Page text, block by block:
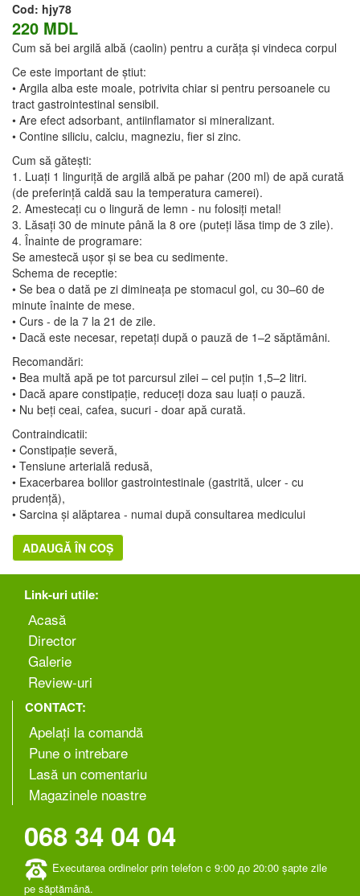
Cod: hjy78
220 MDL
Cum să bei argilă albă (caolin) pentru a curăța și vindeca corpul
Ce este important de știut:
• Argila alba este moale, potrivita chiar si pentru persoanele cu
tract gastrointestinal sensibil.
• Are efect adsorbant, antiinflamator si mineralizant.
• Contine siliciu, calciu, magneziu, fier si zinc.
Cum să gătești:
1. Luați 1 linguriță de argilă albă pe pahar (200 ml) de apă curată
(de preferință caldă sau la temperatura camerei).
2. Amestecați cu o lingură de lemn - nu folosiți metal!
3. Lăsați 30 de minute până la 8 ore (puteți lăsa timp de 3 zile).
4. Înainte de programare:
Se amestecă ușor și se bea cu sedimente.
Schema de receptie:
• Se bea o dată pe zi dimineața pe stomacul gol, cu 30–60 de
minute înainte de mese.
• Curs - de la 7 la 21 de zile.
• Dacă este necesar, repetaţi după o pauză de 1–2 săptămâni.
Recomandări:
• Bea multă apă pe tot parcursul zilei – cel puțin 1,5–2 litri.
• Dacă apare constipație, reduceți doza sau luați o pauză.
• Nu beți ceai, cafea, sucuri - doar apă curată.
Contraindicatii:
• Constipație severă,
• Tensiune arterială redusă,
• Exacerbarea bolilor gastrointestinale (gastrită, ulcer - cu
prudență),
• Sarcina și alăptarea - numai după consultarea medicului
ADAUGĂ ÎN COȘ
Link-uri utile:
Аcasă
Director
Galerie
Review-uri
CONTACT:
Apelați la comandă
Pune o intrebare
Lasă un comentariu
Magazinele noastre
068 34 04 04
Executarea ordinelor prin telefon c 9:00 до 20:00 șapte zile
pe săptămână.